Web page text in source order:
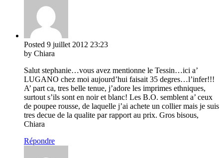
Posted 9 juillet 2012 23:23
by Chiara
Salut stephanie…vous avez mentionne le Tessin…ici a’
LUGANO chez moi aujourd’hui faisait 35 degres…l’infer!!!
A’ part ca, tres belle tenue, j’adore les imprimes ethniques,
surtout s’ils sont en noir et blanc! Les B.O. semblent a’ ceux
de poupee rousse, de laquelle j’ai achete un collier mais je suis
tres decue de la qualite par rapport au prix. Gros bisous,
Chiara
Répondre